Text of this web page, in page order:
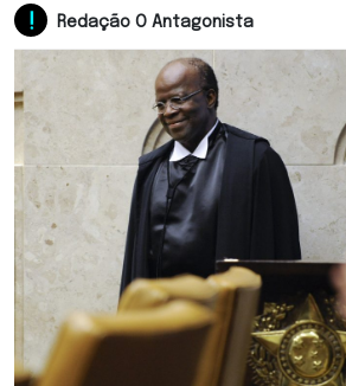
Redação O Antagonista